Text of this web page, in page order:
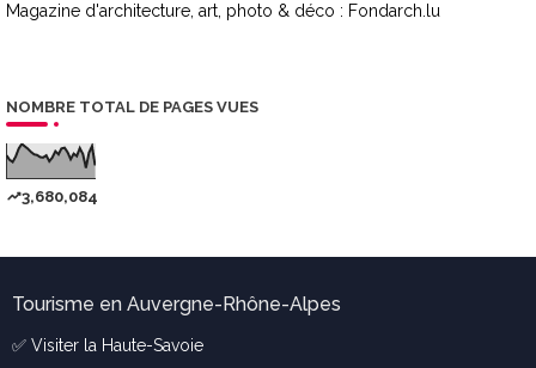
Magazine d'architecture, art, photo & déco : Fondarch.lu
NOMBRE TOTAL DE PAGES VUES
3,680,084
Tourisme en Auvergne-Rhône-Alpes
✅ Visiter la Haute-Savoie